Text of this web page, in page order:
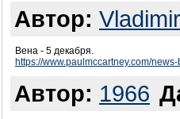
Автор:
Вена - 5 декабря.
https://www.paulmccartney.com/
Автор: 1966